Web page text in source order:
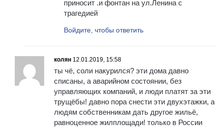
приносит .и фонтан на ул.Ленина с
трагедией
Войдите, чтобы ответить
колян 12.01.2019, 15:58
ты чё, соли накурился? эти дома давно
списаны, а аварийном состоянии, без
управляющих компаний, и люди платят за эти
трущёбы! давно пора снести эти двухэтажки, а
людям собственникам дать другое жильё,
равноценное жилплощади! только в России